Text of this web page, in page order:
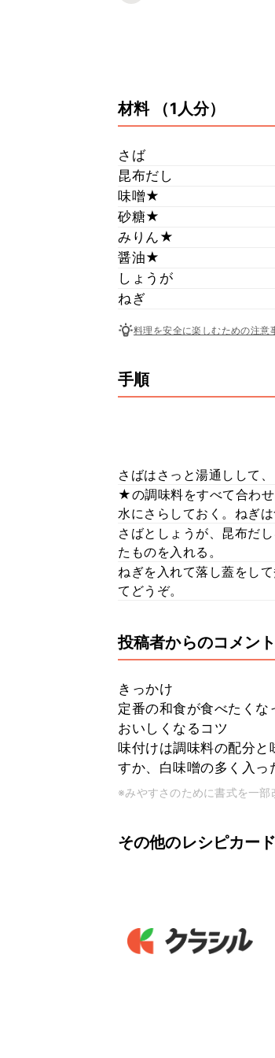
材料 （1人分）
さば
昆布だし
味噌★
砂糖★
みりん★
醤油★
しょうが
ねぎ
料理を安全に楽しむための注意
手順
さばはさっと湯通しして
★の調味料をすべて合わ
水にさらしておく。ねぎ
さばとしょうが、昆布だ
たものを入れる。
ねぎを入れて落し蓋をし
てどうぞ。
投稿者からのコメント
きっかけ
定番の和食が食べたくな
おいしくなるコツ
味付けは調味料の配分
すか、白味噌の多く入っ
※みやすさのために書式を一部
その他のレシピカード